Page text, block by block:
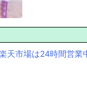
天市場は24時間営業